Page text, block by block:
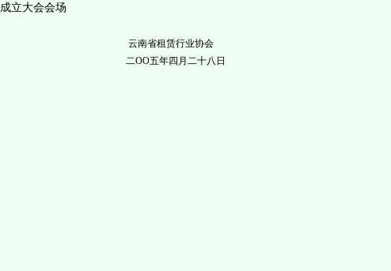
成立大会会场
云南省租赁行业协会
二OO五年四月二十八日